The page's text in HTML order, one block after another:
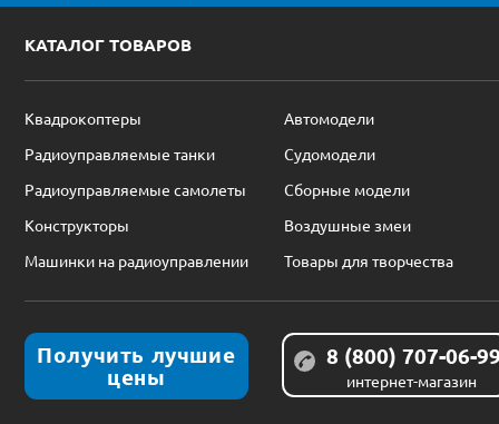
КАТАЛОГ ТОВАРОВ
Квадрокоптеры
Автомодели
Радиоуправляемые танки
Судомодели
Радиоуправляемые самолеты
Сборные модели
Конструкторы
Воздушные змеи
Машинки на радиоуправлении
Товары для творчества
Получить лучшие
цены
8 (800) 707-06-
интернет-магазин